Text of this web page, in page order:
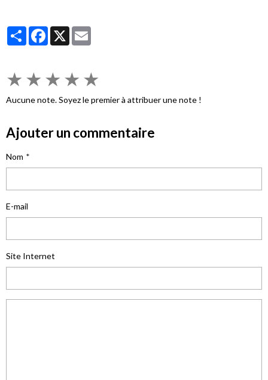
PartagerFacebook
X
★ ★ ★ ★ ★
Aucune note. Soyez le premier à attribuer une note !
Ajouter un commentaire
Nom
E-mail
Site Internet